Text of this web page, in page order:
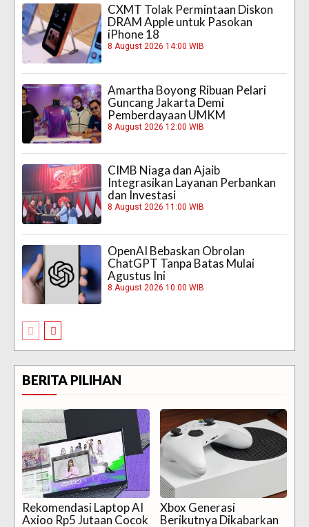
CXMT Tolak Permintaan Diskon
DRAM Apple untuk Pasokan
iPhone 18
8 August 2026 14:00 WIB
Amartha Boyong Ribuan Pelari
Guncang Jakarta Demi
Pemberdayaan UMKM
8 August 2026 12:00 WIB
CIMB Niaga dan Ajaib
Integrasikan Layanan Perbankan
dan Investasi
8 August 2026 11:00 WIB
OpenAI Bebaskan Obrolan
ChatGPT Tanpa Batas Mulai
Agustus Ini
8 August 2026 10:00 WIB
BERITA PILIHAN
Rekomendasi Laptop AI
Axioo Rp5 Jutaan Cocok
Xbox Generasi
Berikutnya Dikabarkan